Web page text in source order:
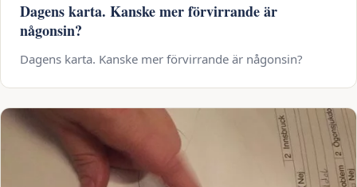
Dagens karta. Kanske mer förvirrande är
någonsin?
Dagens karta. Kanske mer förvirrande är någonsin?